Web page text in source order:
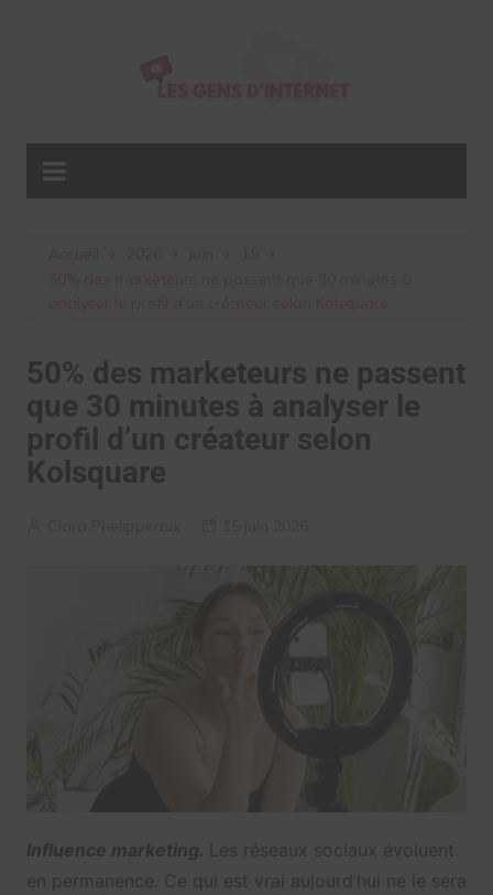
50% des marketeurs ne passent
que 30 minutes à analyser le
profil d’un créateur selon
Kolsquare
Influence marketing. Les réseaux sociaux évoluent
en permanence. Ce qui est vrai aujourd’hui ne le sera